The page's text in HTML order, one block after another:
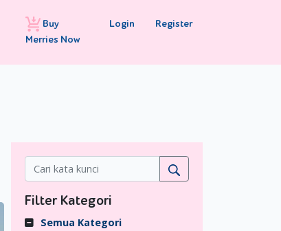
Buy
Merries Now
Login Register
Filter Kategori
Semua Kategori